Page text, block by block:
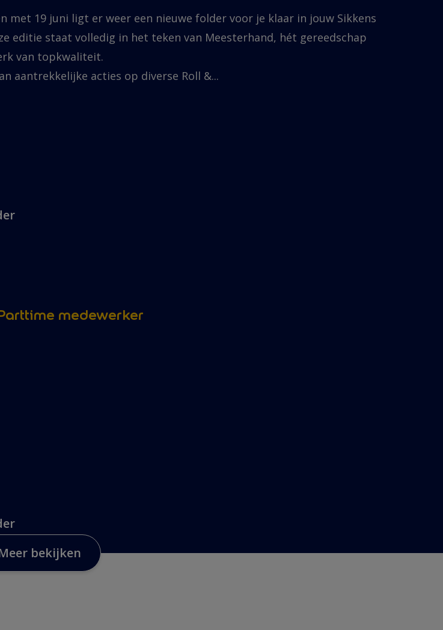
met 19 juni ligt er weer een nieuwe folder voor je klaar in jouw Sikkens
editie staat volledig in het teken van Meesterhand, hét gereedschap
van topkwaliteit.
aantrekkelijke acties op diverse Roll &...
medewerker
bekijken